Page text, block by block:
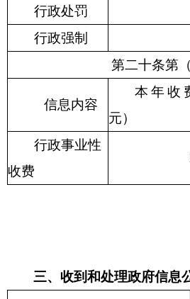
行政处罚
行政强制
第二十条第
信息内容
本年收
元）
行政事业性
收费
三、收到和处理政府信息